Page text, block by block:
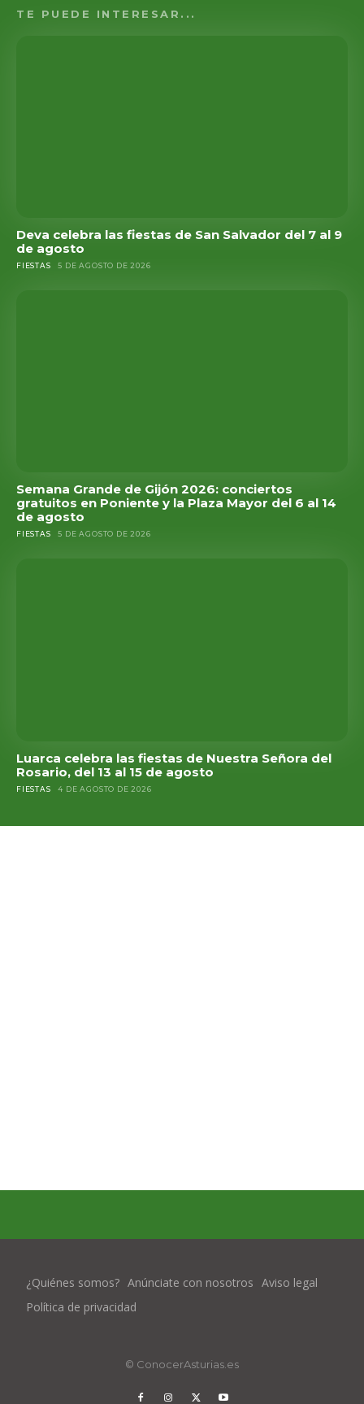
TE PUEDE INTERESAR...
Deva celebra las fiestas de San Salvador del 7 al 9
de agosto
FIESTAS 5 DE AGOSTO DE 2026
Semana Grande de Gijón 2026: conciertos
gratuitos en Poniente y la Plaza Mayor del 6 al 14
de agosto
FIESTAS 5 DE AGOSTO DE 2026
Luarca celebra las fiestas de Nuestra Señora del
Rosario, del 13 al 15 de agosto
FIESTAS 4 DE AGOSTO DE 2026
¿Quiénes somos? Anúnciate con nosotros Aviso legal
Política de privacidad
© ConocerAsturias.es